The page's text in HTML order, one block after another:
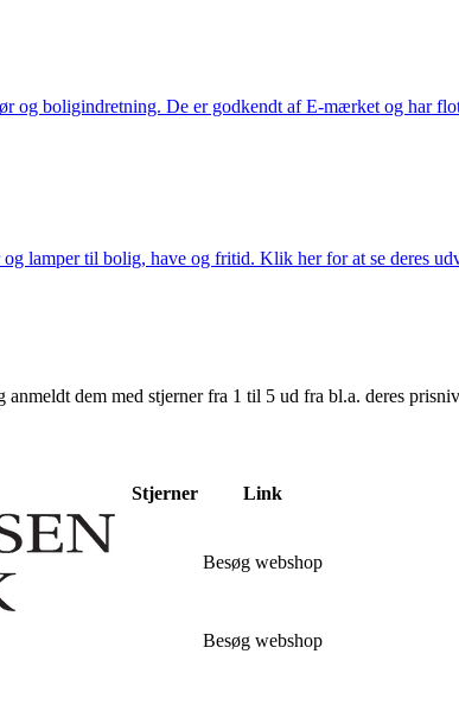
og boligindretning. De er godkendt af E-mærket og har
lamper til bolig, have og fritid. Klik her for at se deres
dem med stjerner fra 1 til 5 ud fra bl.a. deres
Stjerner Link
Besøg webshop
Besøg webshop